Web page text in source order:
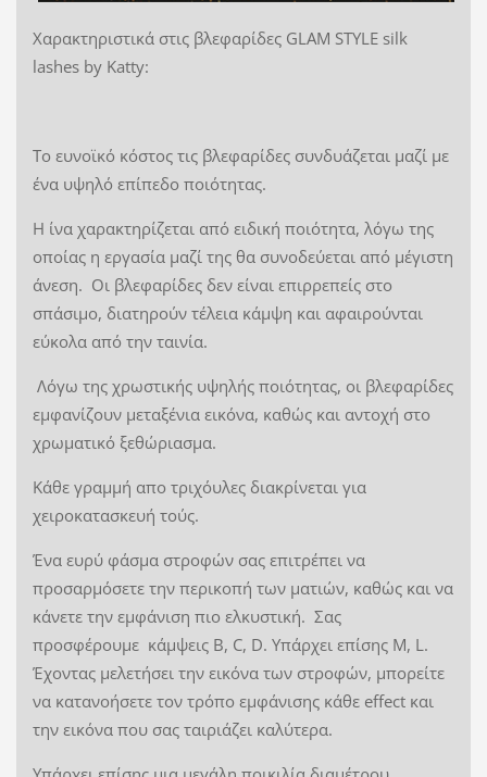
Χαρακτηριστικά στις βλεφαρίδες GLAM STYLE silk
lashes by Katty:
Το ευνοϊκό κόστος τις βλεφαρίδες συνδυάζεται μαζί με
ένα υψηλό επίπεδο ποιότητας.
Η ίνα χαρακτηρίζεται από ειδική ποιότητα, λόγω της
οποίας η εργασία μαζί της θα συνοδεύεται από μέγιστη
άνεση. Οι βλεφαρίδες δεν είναι επιρρεπείς στο
σπάσιμο, διατηρούν τέλεια κάμψη και αφαιρούνται
εύκολα από την ταινία.
Λόγω της χρωστικής υψηλής ποιότητας, οι βλεφαρίδες
εμφανίζουν μεταξένια εικόνα, καθώς και αντοχή στο
χρωματικό ξεθώριασμα.
Κάθε γραμμή απο τριχόυλες διακρίνεται για
χειροκατασκευή τούς.
Ένα ευρύ φάσμα στροφών σας επιτρέπει να
προσαρμόσετε την περικοπή των ματιών, καθώς και να
κάνετε την εμφάνιση πιο ελκυστική. Σας
προσφέρουμε κάμψεις B, C, D. Υπάρχει επίσης M, L.
Έχοντας μελετήσει την εικόνα των στροφών, μπορείτε
να κατανοήσετε τον τρόπο εμφάνισης κάθε effect και
την εικόνα που σας ταιριάζει καλύτερα.